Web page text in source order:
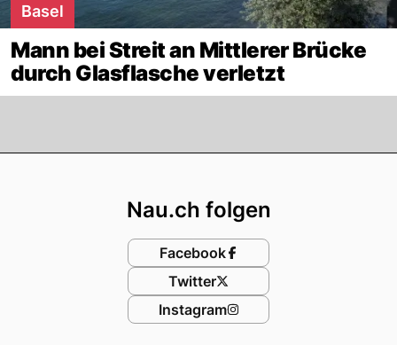
Basel
Mann bei Streit an Mittlerer Brücke
durch Glasflasche verletzt
Nau.ch folgen
Facebook
Twitter
Instagram